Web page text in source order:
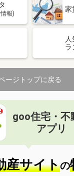
報)
家
人
ラ
ージトップに戻る
goo住宅・不
アプリ
産サイトの